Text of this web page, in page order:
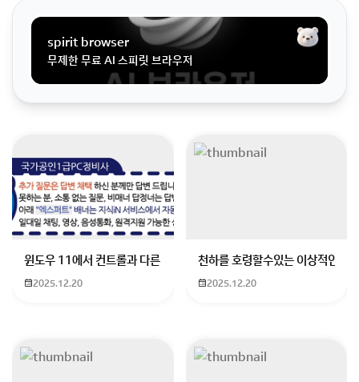
아뇨 레전드 아르세우스에서만 얻으실 수 있어요
회원가입 혹은 광고 [X]를 누르면 내용이 보입니다
spirit browser
무제한 무료 AI 스피릿 브라우저
윈도우 11에서 컨트롤과 다른 키가 같이 안눌림 게임을 하는 중에 컨트
2025.12.20
천하를 호령할수있는 이상적인 몸
2025.12.20